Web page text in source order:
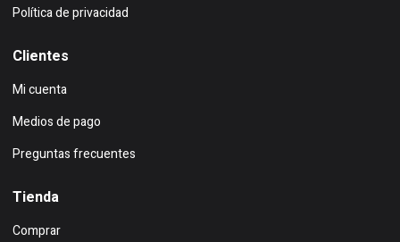
Política de privacidad
Clientes
Mi cuenta
Medios de pago
Preguntas frecuentes
Tienda
Comprar